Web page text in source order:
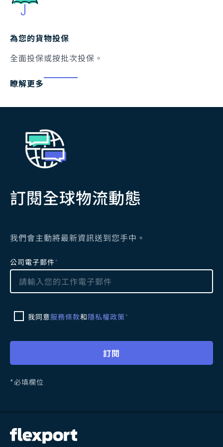
為您的貨物投保
全面投保或按批次投保。
瞭解更多
訂閱全球物流動態
我們會主動將最新資訊送到您手中。
L
e
v
e
i
f
i
e
m
公司電子郵件*
我同意服務條款和隱私權政策*
訂閱
*必填欄位